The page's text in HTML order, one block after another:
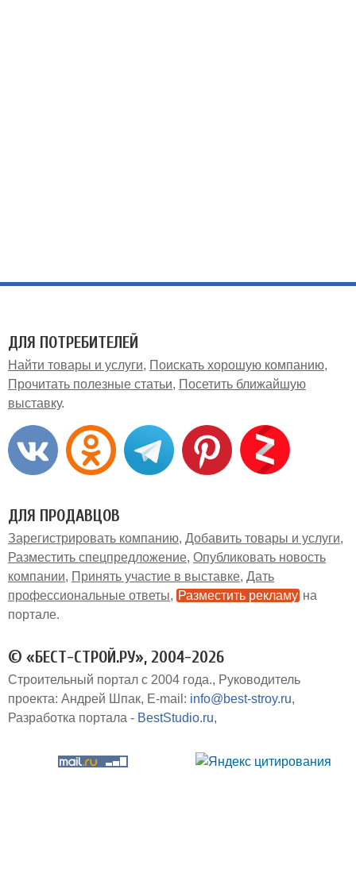
ДЛЯ ПОТРЕБИТЕЛЕЙ
Найти товары и услуги
Поискать хорошую компанию
Прочитать полезные статьи
Посетить ближайшую
выставку
ДЛЯ ПРОДАВЦОВ
Зарегистрировать компанию Добавить товары и услуги
Разместить спецпредложение Опубликовать новость
компании
Принять участие в выставке Дать
профессиональные ответы
Разместить рекламу на
портале
© «БЕСТ-СТРОЙ.РУ», 2004-2026
Строительный портал с 2004 года.
Руководитель
проекта: Андрей Шпак E-mail: info@best-stroy.ru
Разработка портала - BestStudio.ru